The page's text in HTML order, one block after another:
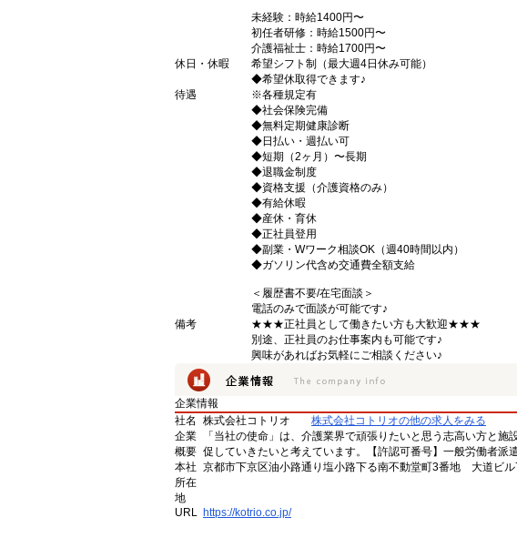
未経験：時給1400円〜
初任者研修：時給1500円〜
介護福祉士：時給1700円〜
休日・休暇
希望シフト制（最大週4日休み可能）
◆希望休取得できます♪
待遇
※各種規定有
◆社会保険完備
◆無料定期健康診断
◆日払い・週払い可
◆短期（2ヶ月）〜長期
◆退職金制度
◆資格支援（介護資格のみ）
◆有給休暇
◆産休・育休
◆正社員登用
◆副業・Wワーク相談OK（週40時間以内）
◆ガソリン代含め交通費全額支給
＜履歴書不要/在宅面談＞
電話のみで面談が可能です♪
備考
★★★正社員として働きたい方も大歓迎★★★
別途、正社員のお仕事案内も可能です♪
興味があればお気軽にご相談ください♪
企業情報
社名
株式会社コトリオ
株式会社コトリオの他の求人をみる
企業
概要
「当社の使命」は、介護業界で頑張りたいと思う志高い方と
促していきたいと考えています。【許認可番号】一般労働者
本社
所在
地
京都市下京区油小路通り塩小路下る南不動堂町3番地 大道ビ
URL https://kotrio.co.jp/